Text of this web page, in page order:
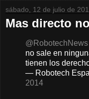
sábado, 12 de julio de
Mas directo
@RobotechNews
no sale en
tienen los
— Robotech
2014